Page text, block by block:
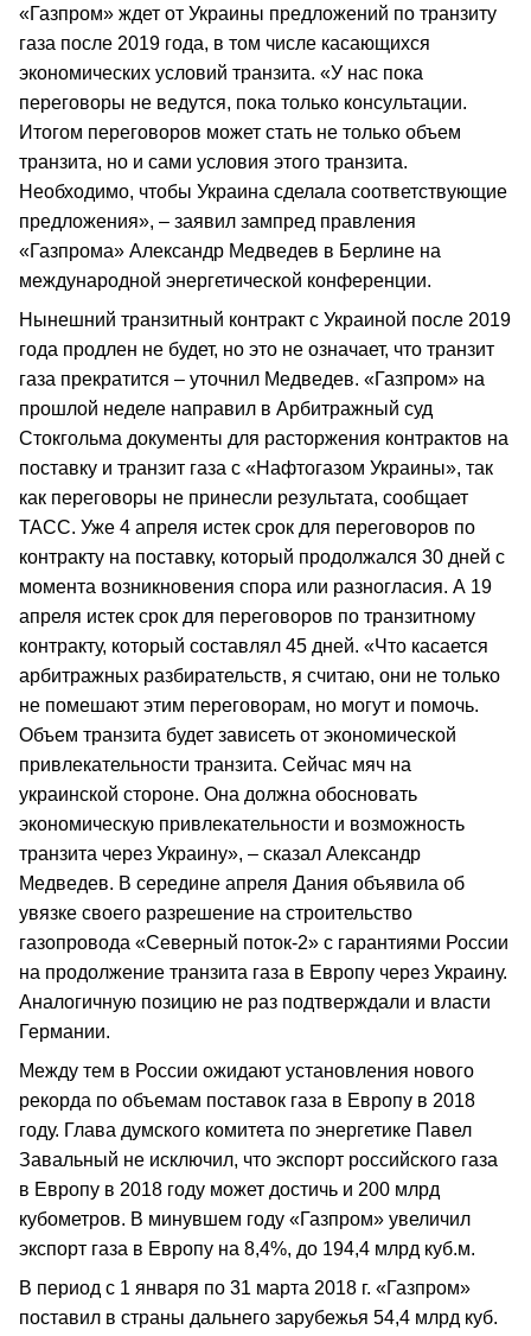
«Газпром» ждет от Украины предложений по транзиту
газа после 2019 года, в том числе касающихся
экономических условий транзита. «У нас пока
переговоры не ведутся, пока только консультации.
Итогом переговоров может стать не только объем
транзита, но и сами условия этого транзита.
Необходимо, чтобы Украина сделала соответствующие
предложения», – заявил зампред правления
«Газпрома» Александр Медведев в Берлине на
международной энергетической конференции.
Нынешний транзитный контракт с Украиной после 2019
года продлен не будет, но это не означает, что транзит
газа прекратится – уточнил Медведев. «Газпром» на
прошлой неделе направил в Арбитражный суд
Стокгольма документы для расторжения контрактов на
поставку и транзит газа с «Нафтогазом Украины», так
как переговоры не принесли результата, сообщает
ТАСС. Уже 4 апреля истек срок для переговоров по
контракту на поставку, который продолжался 30 дней с
момента возникновения спора или разногласия. А 19
апреля истек срок для переговоров по транзитному
контракту, который составлял 45 дней. «Что касается
арбитражных разбирательств, я считаю, они не только
не помешают этим переговорам, но могут и помочь.
Объем транзита будет зависеть от экономической
привлекательности транзита. Сейчас мяч на
украинской стороне. Она должна обосновать
экономическую привлекательности и возможность
транзита через Украину», – сказал Александр
Медведев. В середине апреля Дания объявила об
увязке своего разрешение на строительство
газопровода «Северный поток-2» с гарантиями России
на продолжение транзита газа в Европу через Украину.
Аналогичную позицию не раз подтверждали и власти
Германии.
Между тем в России ожидают установления нового
рекорда по объемам поставок газа в Европу в 2018
году. Глава думского комитета по энергетике Павел
Завальный не исключил, что экспорт российского газа
в Европу в 2018 году может достичь и 200 млрд
кубометров. В минувшем году «Газпром» увеличил
экспорт газа в Европу на 8,4%, до 194,4 млрд куб.м.
В период с 1 января по 31 марта 2018 г. «Газпром»
поставил в страны дальнего зарубежья 54,4 млрд куб.